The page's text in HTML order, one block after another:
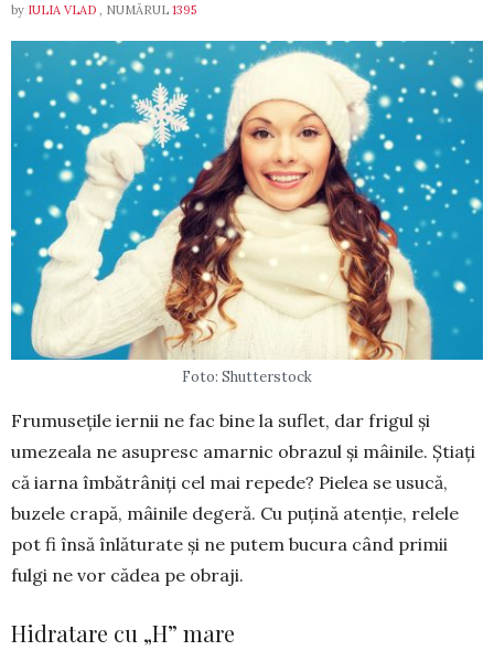
by IULIA VLAD , NUMĂRUL 1395
Foto: Shutterstock
Frumusețile iernii ne fac bine la suflet, dar frigul și
umezeala ne asupresc amarnic obrazul și mâi­nile. Știați
că iarna îmbătrâniți cel mai repede? Pielea se usucă,
buzele cra­pă, mâinile degeră. Cu puțină atenție, relele
pot fi însă înlăturate și ne pu­tem bucura când primii
fulgi ne vor cădea pe obraji.
Hidratare cu „H” mare